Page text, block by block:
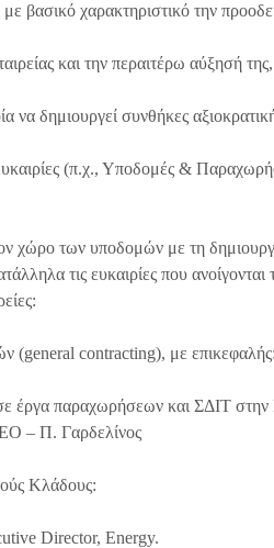
βασικό χαρακτηριστικό την
και την περαιτέρω αύξησή
δημιουργεί συνθήκες
(π.χ., Υποδομές &
χώρο των υποδομών με τη
τις ευκαιρίες που ανοίγονται
(general contracting), με
έργα παραχωρήσεων και ΣΔΙΤ
– Π. Γαρδελίνος
Κλάδους:
Director, Energy.